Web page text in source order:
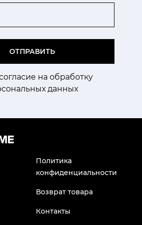
ОТПРАВИТЬ
на обработку
данных
Политика
конфиденциальности
Возврат товара
Контакты